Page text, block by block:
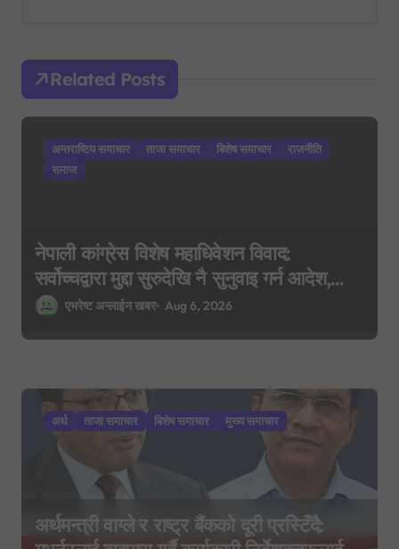
a
t
i
Related Posts
अन्तराष्टिय समाचार ताजा समाचार बिशेष समाचार
राजनीति
समाज
नेपाली कांग्रेस विशेष महाधिवेशन विवाद:
सर्वोच्चद्वारा मुद्दा सुरुदेखि नै सुनुवाइ गर्न आदेश,
पुरानो फैसला पुनरावलोकन हुने
एभरेष्ट अन्लाईन खबर Aug 6, 2026
अर्थ ताजा समाचार बिशेष समाचार मुख्य समाचार
अर्थमन्त्री वाग्ले र राष्ट्र बैंकको दूरी प्रस्टिँदै: